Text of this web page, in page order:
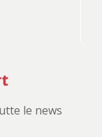
le news